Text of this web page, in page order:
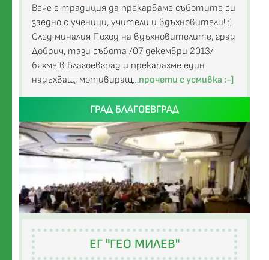
Вече е традиция да прекарваме съботите си
заедно с ученици, учители и вдъхновители! :)
След миналия Поход на вдъхновителите, град
Добрич, тази събота /07 декември 2013/
бяхме в Благоевград и прекарахме един
надъхващ, мотивиращ…прочети с усмивка :-]
ГРАД БЛАГОЕВГРАД
ЕГ "ГЕО МИЛЕВ"